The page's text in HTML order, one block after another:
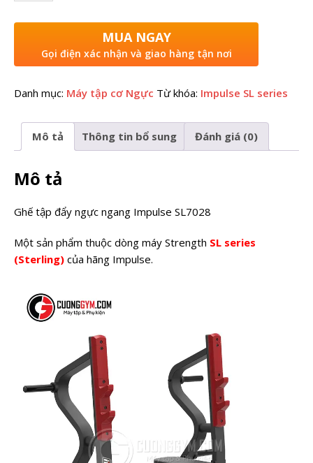
MUA NGAY
Gọi điện xác nhận và giao hàng tận nơi
Danh mục: Máy tập cơ Ngực Từ khóa: Impulse SL series
Mô tả Thông tin bổ sung Đánh giá (0)
Mô tả
Ghế tập đẩy ngực ngang Impulse SL7028
Một sản phẩm thuộc dòng máy Strength SL series
(Sterling) của hãng Impulse.